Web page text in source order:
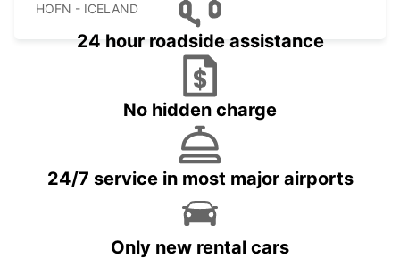
HOFN - ICELAND
24 hour roadside assistance
No hidden charge
24/7 service in most major airports
Only new rental cars